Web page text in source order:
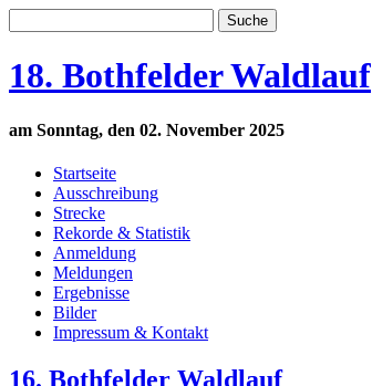
18. Bothfelder Waldlauf
am Sonntag, den 02. November 2025
Startseite
Ausschreibung
Strecke
Rekorde & Statistik
Anmeldung
Meldungen
Ergebnisse
Bilder
Impressum & Kontakt
16. Bothfelder Waldlauf